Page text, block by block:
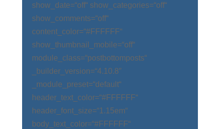
show_date=“off“ show_categories=“off“
show_comments=“off“
content_color=“#FFFFFF“
show_thumbnail_mobile=“off“
module_class=“postbottomposts“
_builder_version=“4.10.8″
_module_preset=“default“
header_text_color=“#FFFFFF“
header_font_size=“1.15em“
body_text_color=“#FFFFFF“